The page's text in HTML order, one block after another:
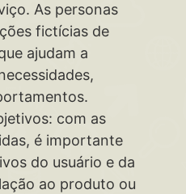
As personas
fictícias de
ajudam a
com as
é importante
do usuário e da
ao produto ou